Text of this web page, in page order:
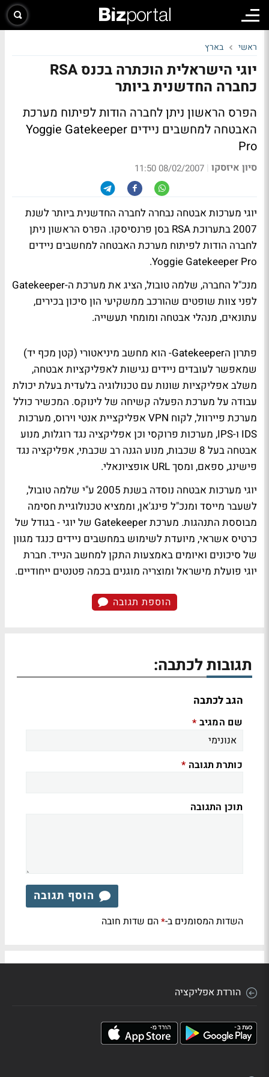
ראשי בארץ
יוגי הישראלית הוכתרה בכנס RSA
כחברה החדשנית ביותר
הפרס הראשון ניתן לחברה הודות לפיתוח מערכת
האבטחה למחשבים ניידים Yoggie Gatekeeper
Pro
סיון איזסקו |
08/02/2007 11:50
יוגי מערכות אבטחה נבחרה לחברה החדשנית ביותר לשנת
2007 בתערוכת RSA בסן פרנסיסקו. הפרס הראשון ניתן
לחברה הודות לפיתוח מערכת האבטחה למחשבים ניידים
Yoggie Gatekeeper Pro.
מנכ"ל החברה, שלמה טובול, הציג את מערכת ה-Gatekeeper
לפני צוות שופטים שהורכב ממשקיעי הון סיכון בכירים,
עתונאים, מנהלי אבטחה ומומחי תעשייה.
פתרון הGatekeeper- הוא מחשב מיניאטורי (קטן מכף יד)
שמאפשר לעובדים ניידים נגישות לאפליקציות אבטחה,
משלב אפליקציות שונות עם טכנולוגיה בלעדית בעלת יכולת
עבודה על מערכת הפעלה קשיחה של לינוקס. המכשיר כולל
מערכת פיירוול, לקוח VPN אפליקציית אנטי וירוס, מערכות
IDS ו-IPS, מערכות פרוקסי וכן אפליקציה נגד רוגלות, מנוע
אבטחה בעל 8 שכבות, מנוע הגנה רב שכבתי, אפליקציה נגד
פישינג, ספאם, ומסך URL אופציונאלי.
יוגי מערכות אבטחה נוסדה בשנת 2005 ע"י שלמה טובול,
לשעבר מייסד ומנכ"ל פינג'אן, וממציא טכנולוגיית חסימה
מבוססת התנהגות. מערכת Gatekeeper של יוגי - בגודל של
כרטיס אשראי, מיועדת לשימוש במחשבים ניידים כנגד מגוון
של סיכונים ואיומים באמצעות התקן למחשב הנייד. חברת
יוגי פועלת מישראל ומוצריה מוגנים בכמה פטנטים ייחודיים.
הוספת תגובה
תגובות לכתבה:
הגב לכתבה
שם המגיב *
כותרת תגובה *
תוכן התגובה
הוסף תגובה
השדות המסומנים ב-*הם שדות חובה
הורדת אפליקציה